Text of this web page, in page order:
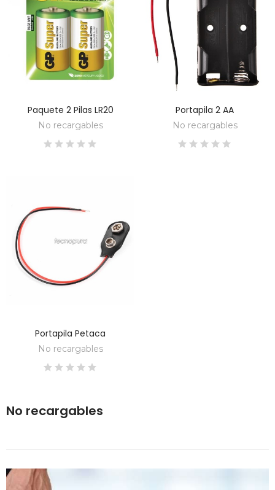
DESCUBRE
Paquete 2 Pilas LR20
No recargables
DESCUBRE
Portapila 2 AA
No recargables
DESCUBRE
Portapila Petaca
No recargables
No recargables